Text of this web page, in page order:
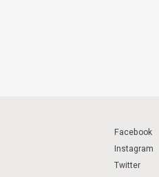
Facebook
Instagram
Twitter